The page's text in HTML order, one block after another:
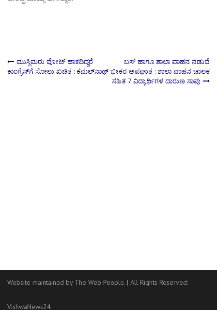
Post
ಮುಸ್ಲಿಮರು ವೋಟ್ ಹಾಕದಿದ್ದರೆ
ಕಾಂಗ್ರೆಸ್‌ಗೆ ಸೋಲು ಖಚಿತ : ಕಮಲ್‌ನಾಥ್
ಬಸ್ ಹಾಗೂ ಶಾಲಾ ವಾಹನ ನಡುವೆ
ಭೀಕರ ಅಪಘಾತ : ಶಾಲಾ ವಾಹನ ಚಾಲಕ
ಸಹಿತ 7 ವಿದ್ಯಾರ್ಥಿಗಳ ದಾರುಣ ಸಾವು
Website maintained by The Web People. | All Rights Reserved:
VishwaNews24